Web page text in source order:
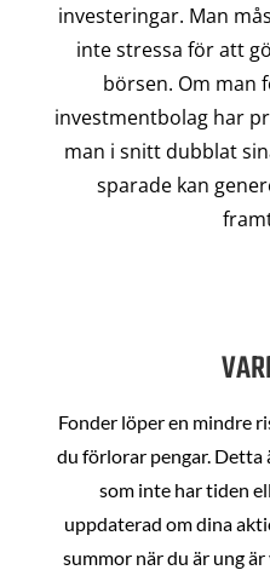
investeringar. Man
inte stressa för att
börsen. Om man
investmentbolag har
man i snitt dubblat
sparade kan
Fonder löper en mindre
du förlorar pengar.
som inte har tiden
uppdaterad om dina
summor när du är ung